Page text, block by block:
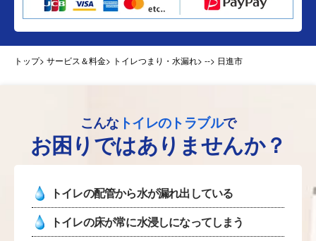
トップ> サービス＆料金> トイレつまり・水漏れ> --> 日進市
こんなトイレのトラブルで
お困りではありませんか？
トイレの配管から水が漏れ出している
トイレの床が常に水浸しになってしまう